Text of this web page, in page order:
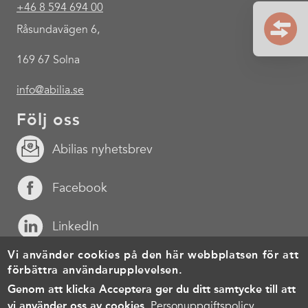
+46 8 594 694 00
Råsundavägen 6,
169 67 Solna
info@abilia.se
Följ oss
Abilias nyhetsbrev
Facebook
LinkedIn
YouTube
Footer
Cookies Personuppgiftspolicy Användarvillkor
Vi använder cookies på den här webbplatsen för att
förbättra användarupplevelsen.
Genom att klicka Acceptera ger du ditt samtycke till att